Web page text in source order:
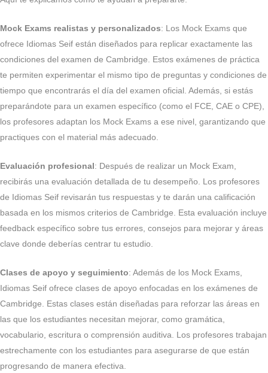
Mock Exams realistas y personalizados: Los Mock Exams que
ofrece Idiomas Seif están diseñados para replicar exactamente las
condiciones del examen de Cambridge. Estos exámenes de práctica
te permiten experimentar el mismo tipo de preguntas y condiciones de
tiempo que encontrarás el día del examen oficial. Además, si estás
preparándote para un examen específico (como el FCE, CAE o CPE),
los profesores adaptan los Mock Exams a ese nivel, garantizando que
practiques con el material más adecuado.
Evaluación profesional: Después de realizar un Mock Exam,
recibirás una evaluación detallada de tu desempeño. Los profesores
de Idiomas Seif revisarán tus respuestas y te darán una calificación
basada en los mismos criterios de Cambridge. Esta evaluación incluye
feedback específico sobre tus errores, consejos para mejorar y áreas
clave donde deberías centrar tu estudio.
Clases de apoyo y seguimiento: Además de los Mock Exams,
Idiomas Seif ofrece clases de apoyo enfocadas en los exámenes de
Cambridge. Estas clases están diseñadas para reforzar las áreas en
las que los estudiantes necesitan mejorar, como gramática,
vocabulario, escritura o comprensión auditiva. Los profesores trabajan
estrechamente con los estudiantes para asegurarse de que están
progresando de manera efectiva.